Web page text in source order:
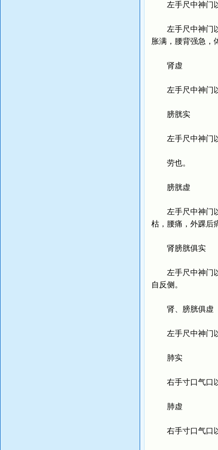
左手尺中神门以
左手尺中神门以
胀满，腰背强急，
肾虚
左手尺中神门以
膀胱实
左手尺中神门以
劳也。
膀胱虚
左手尺中神门以
枯，腰痛，外踝后
肾膀胱俱实
左手尺中神门以
自反侧。
肾、膀胱俱虚
左手尺中神门以
肺实
右手寸口气口以
肺虚
右手寸口气口以